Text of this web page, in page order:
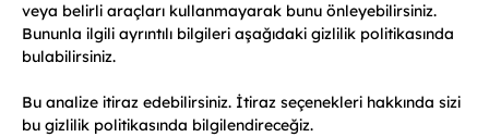
veya belirli araçları kullanmayarak bunu önleyebilirsiniz.
Bununla ilgili ayrıntılı bilgileri aşağıdaki gizlilik politikasında
bulabilirsiniz.
Bu analize itiraz edebilirsiniz. İtiraz seçenekleri hakkında sizi
bu gizlilik politikasında bilgilendireceğiz.